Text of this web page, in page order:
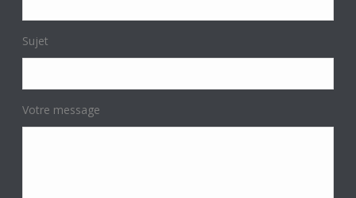
Sujet
Votre message